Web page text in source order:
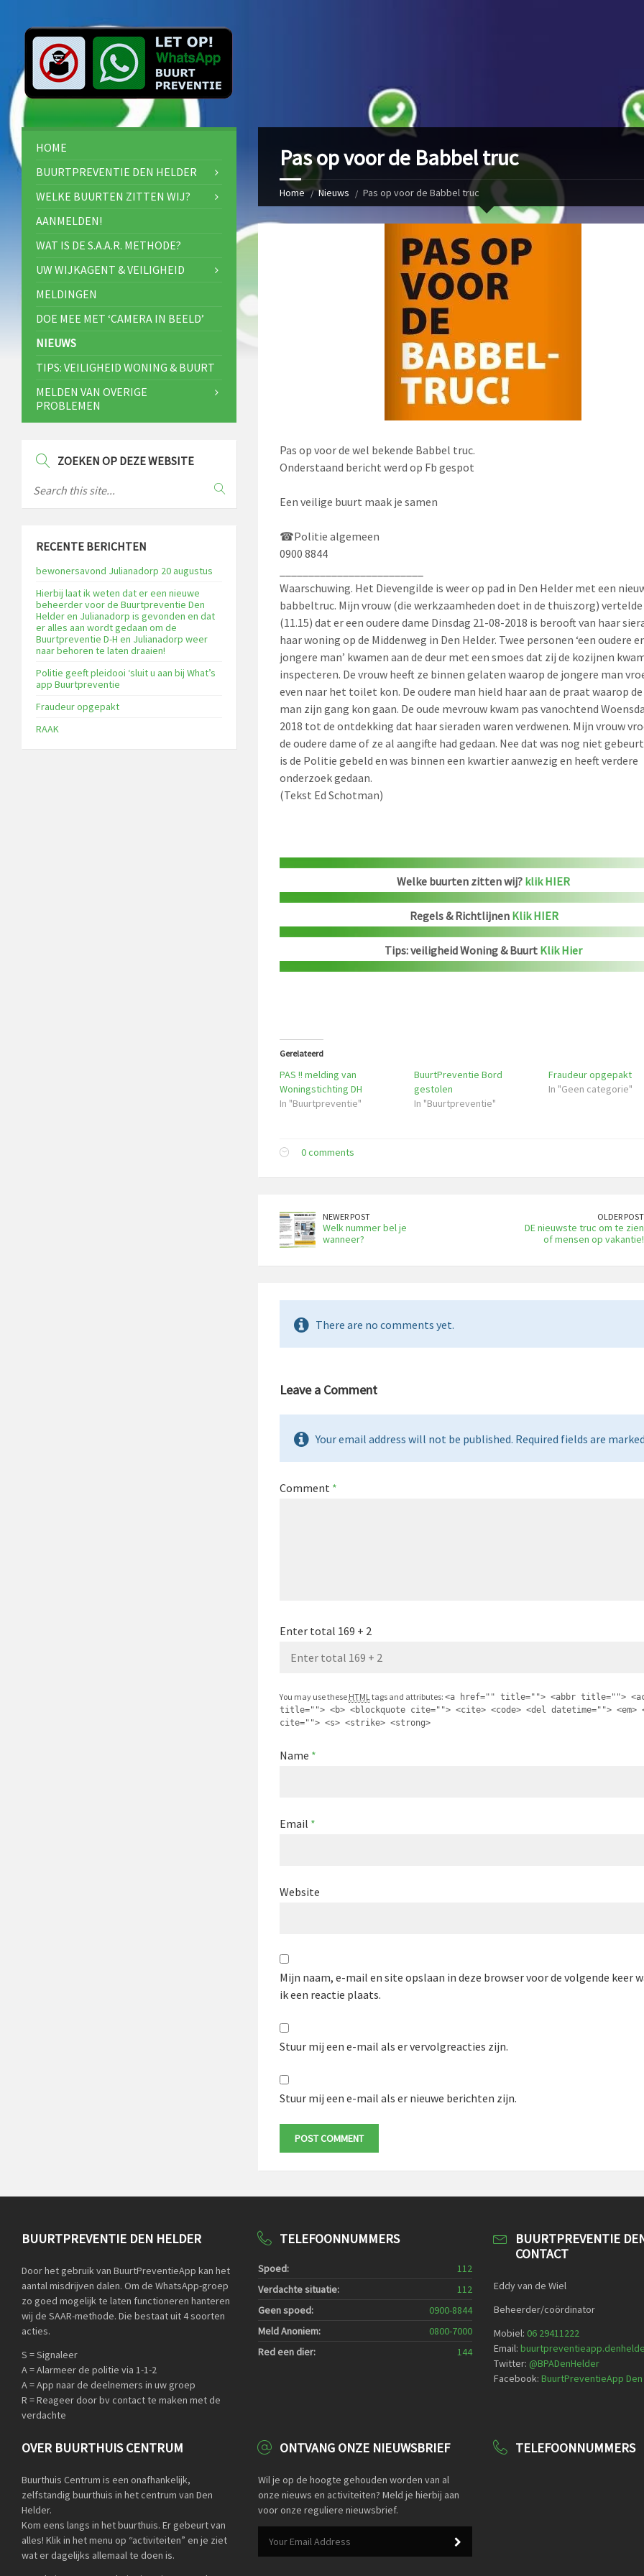
Pas op voor de Babbel truc
Home Nieuws Pas op voor de Babbel truc
Pas op voor de wel bekende Babbel truc.
Onderstaand bericht werd op Fb gespot
Een veilige buurt maak je samen
☎Politie algemeen
0900 8844
Waarschuwing. Het Dievengilde is weer op pad in Den Helder met een
babbeltruc. Mijn vrouw (die werkzaamheden doet in de thuiszorg)
(11.15) dat er een oudere dame Dinsdag 21-08-2018 is berooft van haar
haar woning op de Middenweg in Den Helder. Twee personen ‘een oudere
jongere man’ kwamen aan de deur met een smoes dat zij de kozijnen
inspecteren. De vrouw heeft ze binnen gelaten waarop de jongere man
even naar het toilet kon. De oudere man hield haar aan de praat waarop
man zijn gang kon gaan. De oude mevrouw kwam pas vanochtend
2018 tot de ontdekking dat haar sieraden waren verdwenen. Mijn vrouw
de oudere dame of ze al aangifte had gedaan. Nee dat was nog niet
is de Politie gebeld en was binnen een kwartier aanwezig en heeft verdere
onderzoek gedaan.
(Tekst Ed Schotman)
Welke buurten zitten wij? klik HIER
Regels & Richtlijnen Klik HIER
Tips: veiligheid Woning & Buurt Klik Hier
Gerelateerd
PAS !! melding van
Woningstichting DH
In "Buurtpreventie"
BuurtPreventie Bord
gestolen
In "Buurtpreventie"
Fraudeur opgepakt
In "Geen categorie"
0 comments
NEWER POST
Welk nummer bel je
wanneer?
OLDER POST
DE nieuwste truc om te zien
of mensen op vakantie!
There are no comments yet.
Leave a Comment
Your email address will not be published. Required fields are
Comment *
Enter total 169 + 2
You may use these HTMLtags and attributes: <a href="" title=""> <abbr title="">
title=""> <b> <blockquote cite=""> <cite> <code> <del datetime=""> <em>
cite=""> <s> <strike> <strong>
Name *
Email *
Website
Mijn naam, e-mail en site opslaan in deze browser voor de volgende keer
ik een reactie plaats.
Stuur mij een e-mail als er vervolgreacties zijn.
Stuur mij een e-mail als er nieuwe berichten zijn.
HOME
BUURTPREVENTIE DEN HELDER
WELKE BUURTEN ZITTEN WIJ?
AANMELDEN!
WAT IS DE S.A.A.R. METHODE?
UW WIJKAGENT & VEILIGHEID
MELDINGEN
DOE MEE MET ‘CAMERA IN BEELD’
NIEUWS
TIPS: VEILIGHEID WONING & BUURT
MELDEN VAN OVERIGE
PROBLEMEN
ZOEKEN OP DEZE WEBSITE
RECENTE BERICHTEN
bewonersavond Julianadorp 20 augustus
Hierbij laat ik weten dat er een nieuwe
beheerder voor de Buurtpreventie Den
Helder en Julianadorp is gevonden en dat
er alles aan wordt gedaan om de
Buurtpreventie D-H en Julianadorp weer
naar behoren te laten draaien!
Politie geeft pleidooi ‘sluit u aan bij What’s
app Buurtpreventie
Fraudeur opgepakt
RAAK
BUURTPREVENTIE DEN HELDER
Door het gebruik van BuurtPreventieApp kan het
aantal misdrijven dalen. Om de WhatsApp-groep
zo goed mogelijk te laten functioneren hanteren
wij de SAAR-methode. Die bestaat uit 4 soorten
acties.
S = Signaleer
A = Alarmeer de politie via 1-1-2
A = App naar de deelnemers in uw groep
R = Reageer door bv contact te maken met de
verdachte
TELEFOONNUMMERS
Spoed:
112
Verdachte situatie:
112
Geen spoed:
0900-8844
Meld Anoniem:
0800-7000
Red een dier:
144
BUURTPREVENTIE
CONTACT
Eddy van de Wiel
Beheerder/coördinator
Mobiel: 06 29411222
Email:
Twitter: @BPADenHelder
Facebook: BuurtPreventieApp
OVER BUURTHUIS CENTRUM
Buurthuis Centrum is een onafhankelijk,
zelfstandig buurthuis in het centrum van Den
Helder.
Kom eens langs in het buurthuis. Er gebeurt van
alles! Klik in het menu op “activiteiten” en je ziet
wat er dagelijks allemaal te doen is.
ONTVANG ONZE NIEUWSBRIEF
Wil je op de hoogte gehouden worden van al
onze nieuws en activiteiten? Meld je hierbij aan
voor onze reguliere nieuwsbrief.
TELEFOONNUMMERS